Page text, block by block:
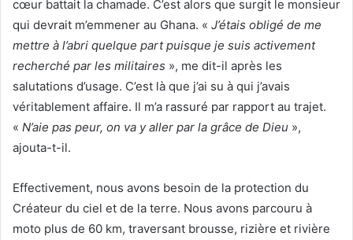
cœur battait la chamade. C’est alors que surgit le monsieur
qui devrait m’emmener au Ghana. « J’étais obligé de me
mettre à l’abri quelque part puisque je suis activement
recherché par les militaires », me dit-il après les
salutations d’usage. C’est là que j’ai su à qui j’avais
véritablement affaire. Il m’a rassuré par rapport au trajet.
« N’aie pas peur, on va y aller par la grâce de Dieu »,
ajouta-t-il.
Effectivement, nous avons besoin de la protection du
Créateur du ciel et de la terre. Nous avons parcouru à
moto plus de 60 km, traversant brousse, rizière et rivière